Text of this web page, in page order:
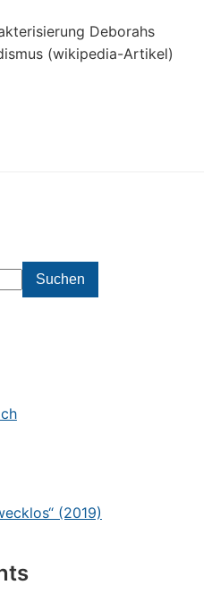
Suchen
(2019)
Deborahs
(wikipedia-Artikel)